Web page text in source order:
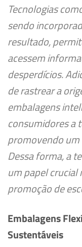
Tecnologias
sendo
resultado,
acessem
desperdícios.
de rastrear a
embalagens
consumidores a
promovendo
Dessa forma, a
um papel crucial
promoção de
Embalagens
Sustentáveis